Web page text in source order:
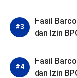
Hasil
dan Izin
Hasil
dan Izin